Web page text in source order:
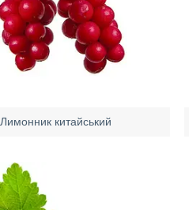
Лимонник китайський